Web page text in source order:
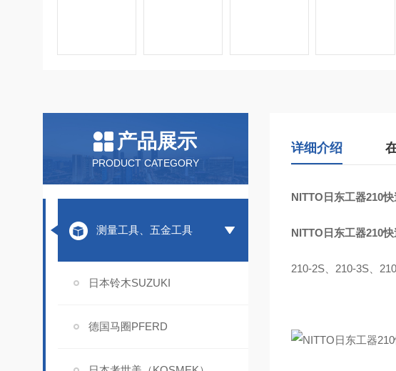
产品展示
PRODUCT CATEGORY
测量工具、五金工具
日本铃木SUZUKI
德国马圈PFERD
详细介绍
NITTO日东工器210
NITTO日东工器210
210-2S、210-3S、